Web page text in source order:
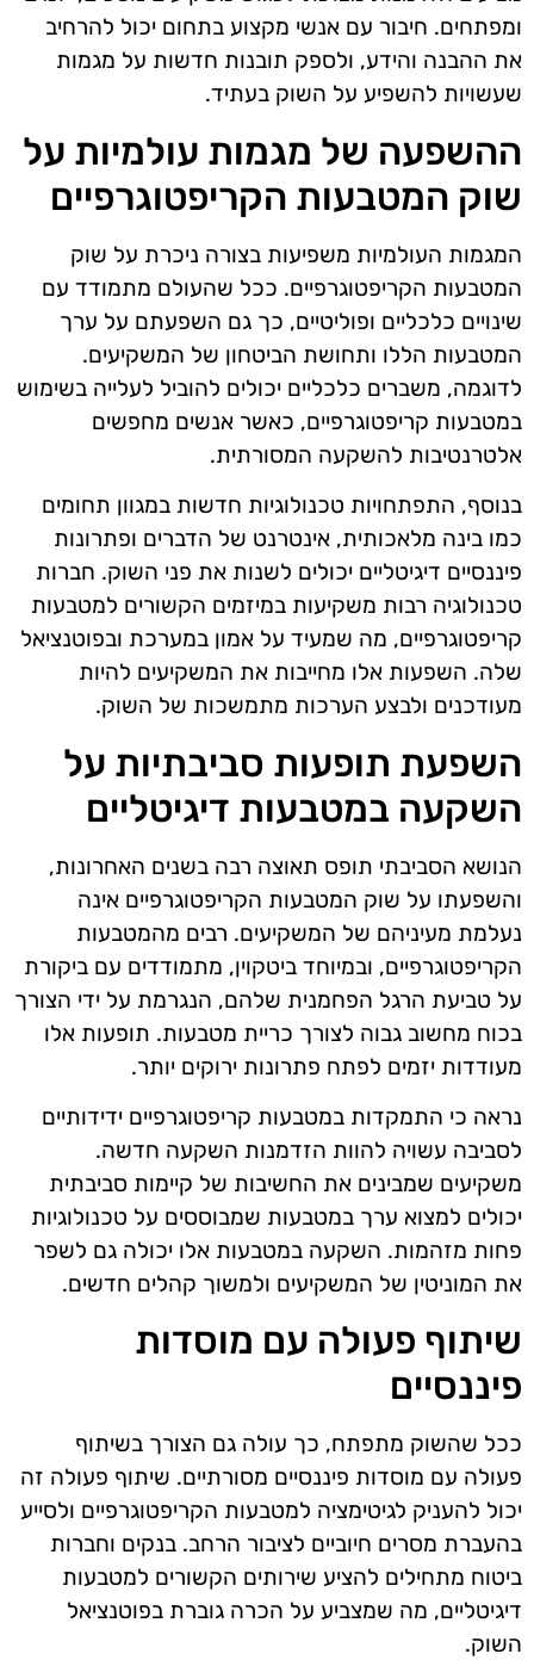
ומפתחים. חיבור עם אנשי מקצוע בתחום יכול להרחיב
את ההבנה והידע, ולספק תובנות חדשות על מגמות
שעשויות להשפיע על השוק בעתיד.
ההשפעה של מגמות עולמיות על
שוק המטבעות הקריפטוגרפיים
המגמות העולמיות משפיעות בצורה ניכרת על שוק
המטבעות הקריפטוגרפיים. ככל שהעולם מתמודד עם
שינויים כלכליים ופוליטיים, כך גם השפעתם על ערך
המטבעות הללו ותחושת הביטחון של המשקיעים.
לדוגמה, משברים כלכליים יכולים להוביל לעלייה בשימוש
במטבעות קריפטוגרפיים, כאשר אנשים מחפשים
אלטרנטיבות להשקעה המסורתית.
בנוסף, התפתחויות טכנולוגיות חדשות במגוון תחומים
כמו בינה מלאכותית, אינטרנט של הדברים ופתרונות
פיננסיים דיגיטליים יכולים לשנות את פני השוק. חברות
טכנולוגיה רבות משקיעות במיזמים הקשורים למטבעות
קריפטוגרפיים, מה שמעיד על אמון במערכת ובפוטנציאל
שלה. השפעות אלו מחייבות את המשקיעים להיות
מעודכנים ולבצע הערכות מתמשכות של השוק.
השפעת תופעות סביבתיות על
השקעה במטבעות דיגיטליים
הנושא הסביבתי תופס תאוצה רבה בשנים האחרונות,
והשפעתו על שוק המטבעות הקריפטוגרפיים אינה
נעלמת מעיניהם של המשקיעים. רבים מהמטבעות
הקריפטוגרפיים, ובמיוחד ביטקוין, מתמודדים עם ביקורת
על טביעת הרגל הפחמנית שלהם, הנגרמת על ידי הצורך
בכוח מחשוב גבוה לצורך כריית מטבעות. תופעות אלו
מעודדות יזמים לפתח פתרונות ירוקים יותר.
נראה כי התמקדות במטבעות קריפטוגרפיים ידידותיים
לסביבה עשויה להוות הזדמנות השקעה חדשה.
משקיעים שמבינים את החשיבות של קיימות סביבתית
יכולים למצוא ערך במטבעות שמבוססים על טכנולוגיות
פחות מזהמות. השקעה במטבעות אלו יכולה גם לשפר
את המוניטין של המשקיעים ולמשוך קהלים חדשים.
שיתוף פעולה עם מוסדות
פיננסיים
ככל שהשוק מתפתח, כך עולה גם הצורך בשיתוף
פעולה עם מוסדות פיננסיים מסורתיים. שיתוף פעולה זה
יכול להעניק לגיטימציה למטבעות הקריפטוגרפיים ולסייע
בהעברת מסרים חיוביים לציבור הרחב. בנקים וחברות
ביטוח מתחילים להציע שירותים הקשורים למטבעות
דיגיטליים, מה שמצביע על הכרה גוברת בפוטנציאל
השוק.